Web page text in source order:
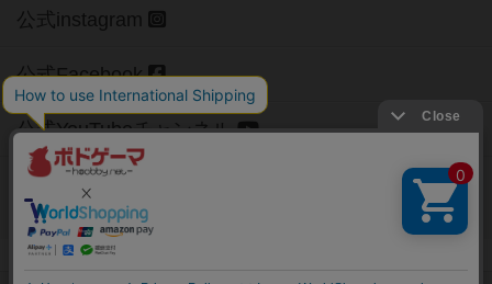
公式instagram
公式Facebook
公式YouTubeチャンネル